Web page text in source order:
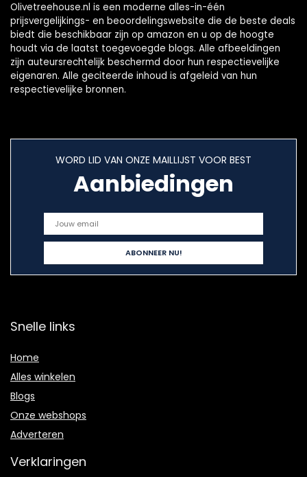
Olivetreehouse.nl is een moderne alles-in-één
prijsvergelijkings- en beoordelingswebsite die de beste deals
biedt die beschikbaar zijn op amazon en u op de hoogte
houdt via de laatst toegevoegde blogs. Alle afbeeldingen
zijn auteursrechtelijk beschermd door hun respectievelijke
eigenaren. Alle geciteerde inhoud is afgeleid van hun
respectievelijke bronnen.
WORD LID VAN ONZE MAILLIJST VOOR BEST
Aanbiedingen
Snelle links
Home
Alles winkelen
Blogs
Onze webshops
Adverteren
Verklaringen